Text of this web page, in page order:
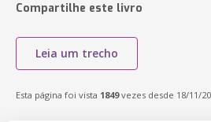
Compartilhe este livro
Leia um trecho
Esta página foi vista 1849vezes desde 18/11/